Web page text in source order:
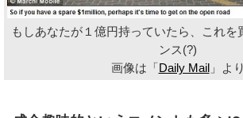
もしあなたが１億円持っていたら、これを
ンス(?)
画像は「Daily Mail」より